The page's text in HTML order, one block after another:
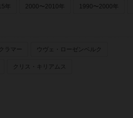
年 2000〜2010年 1990〜2000年
ラマー ウヴェ・ローゼンベルク
クリス・キリアムス